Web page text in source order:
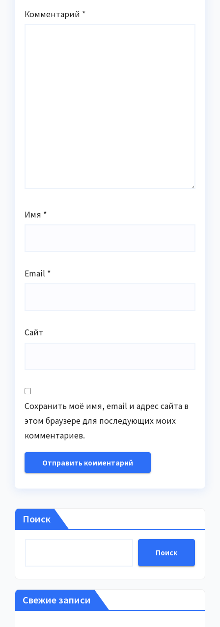
Комментарий *
Имя *
Email *
Сайт
Сохранить моё имя, email и адрес сайта в
этом браузере для последующих моих
комментариев.
Поиск
Поиск
Свежие записи